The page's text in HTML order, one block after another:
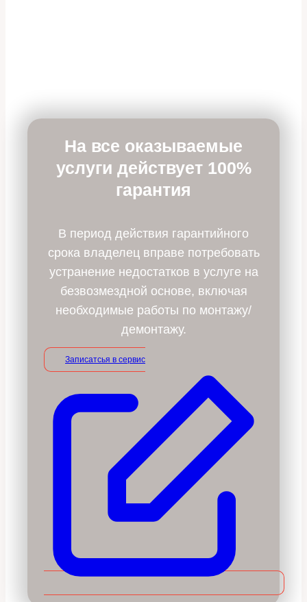
На все оказываемые
услуги действует 100%
гарантия
В период действия гарантийного
срока владелец вправе потребовать
устранение недостатков в услуге на
безвозмездной основе, включая
необходимые работы по монтажу/
демонтажу.
Записатсья в сервис